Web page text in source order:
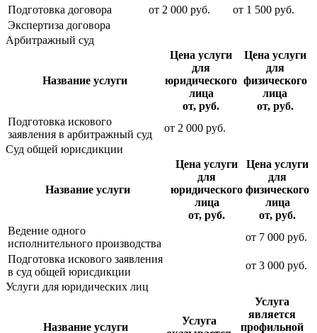
Подготовка договора от 2 000 руб. от 1 500 руб.
Экспертиза договора
Арбитражный суд
Название услуги
Цена услуги
для
юридического
лица
от, руб.
Цена услуги
для
физического
лица
от, руб.
Подготовка искового
заявления в арбитражный суд
от 2 000 руб.
Суд общей юрисдикции
Название услуги
Цена услуги
для
юридического
лица
от, руб.
Цена услуги
для
физического
лица
от, руб.
Ведение одного
исполнительного производства
от 7 000 руб.
Подготовка искового заявления
в суд общей юрисдикции
от 3 000 руб.
Услуги для юридических лиц
Название услуги
Услуга
Услуга
является
профильной